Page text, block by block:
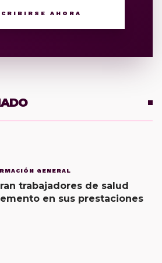
AHORA
GENERAL
trabajadores de salud
en sus prestaciones